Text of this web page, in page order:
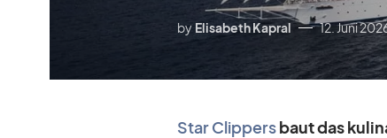
by Elisabeth Kapral 12. Juni
Star Clip­persbaut das